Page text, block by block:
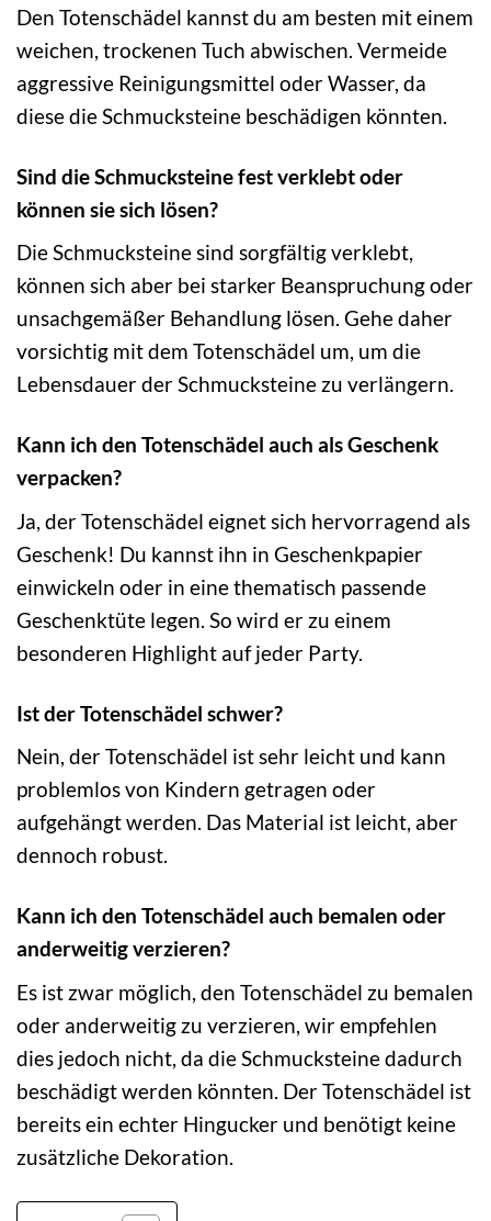
Den Totenschädel kannst du am besten mit einem
weichen, trockenen Tuch abwischen. Vermeide
aggressive Reinigungsmittel oder Wasser, da
diese die Schmucksteine beschädigen könnten.
Sind die Schmucksteine fest verklebt oder
können sie sich lösen?
Die Schmucksteine sind sorgfältig verklebt,
können sich aber bei starker Beanspruchung oder
unsachgemäßer Behandlung lösen. Gehe daher
vorsichtig mit dem Totenschädel um, um die
Lebensdauer der Schmucksteine zu verlängern.
Kann ich den Totenschädel auch als Geschenk
verpacken?
Ja, der Totenschädel eignet sich hervorragend als
Geschenk! Du kannst ihn in Geschenkpapier
einwickeln oder in eine thematisch passende
Geschenktüte legen. So wird er zu einem
besonderen Highlight auf jeder Party.
Ist der Totenschädel schwer?
Nein, der Totenschädel ist sehr leicht und kann
problemlos von Kindern getragen oder
aufgehängt werden. Das Material ist leicht, aber
dennoch robust.
Kann ich den Totenschädel auch bemalen oder
anderweitig verzieren?
Es ist zwar möglich, den Totenschädel zu bemalen
oder anderweitig zu verzieren, wir empfehlen
dies jedoch nicht, da die Schmucksteine dadurch
beschädigt werden könnten. Der Totenschädel ist
bereits ein echter Hingucker und benötigt keine
zusätzliche Dekoration.